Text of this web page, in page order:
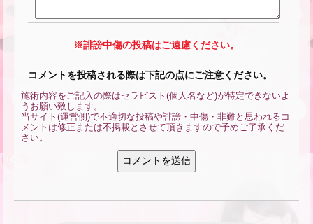
※誹謗中傷の投稿はご遠慮ください。
コメントを投稿される際は下記の点にご注意ください。
施術内容をご記入の際はセラピスト(個人名など)が特定できないよ
うお願い致します。
当サイト(運営側)で不適切な投稿や誹謗・中傷・非難と思われるコ
メントは修正または不掲載とさせて頂きますので予めご了承くだ
さい。